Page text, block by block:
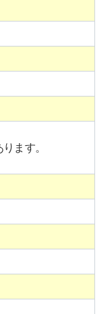
ます。